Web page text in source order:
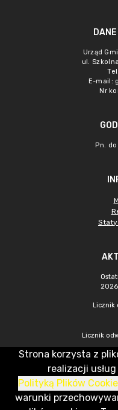
Urząd
ul.
E-mail:
Nr
Pn.
Licznik
Licznik
CMS & Hosting: Nefeni Sp. z o.o.
Strona korzysta z
realizacji
Polityką Plików
warunki